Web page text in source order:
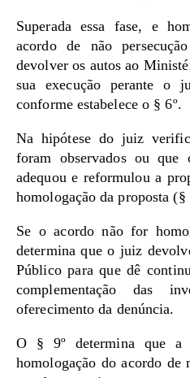
Superada essa fase, e
acordo de não
devolver os autos ao
sua execução perante o
conforme estabelece o § 6º.
Na hipótese do juiz
foram observados ou
adequou e reformulou a
homologação da proposta (§
Se o acordo não for
determina que o juiz
Público para que dê
complementação das
oferecimento da denúncia.
O § 9º determina que a
homologação do acordo de